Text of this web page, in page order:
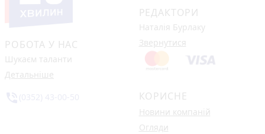
РОБОТА У НАС
Шукаєм таланти
Детальніше
РЕДАКТОРИ
Наталія Бурлаку
Звернутися
КОРИСНЕ
Новини компаній
Огляди